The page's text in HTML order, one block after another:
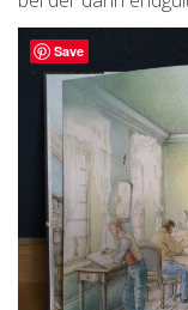
Save